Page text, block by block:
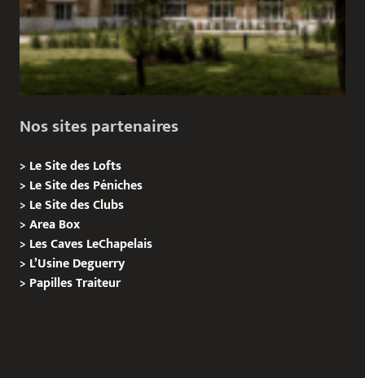
Nos sites partenaires
> Le Site des Lofts
> Le Site des Péniches
> Le Site des Clubs
>Area Box
> Les Caves LeChapelais
> L’Usine Deguerry
> PapillesTraiteur